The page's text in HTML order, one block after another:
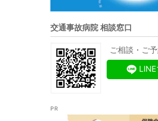
交通事故病院 相談窓口
ご相談・ご
LINE